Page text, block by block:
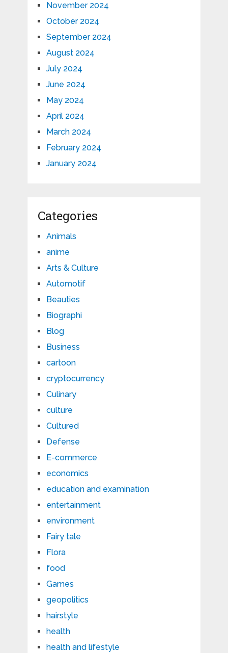
November 2024
October 2024
September 2024
August 2024
July 2024
June 2024
May 2024
April 2024
March 2024
February 2024
January 2024
Categories
Animals
anime
Arts & Culture
Automotif
Beauties
Biographi
Blog
Business
cartoon
cryptocurrency
Culinary
culture
Cultured
Defense
E-commerce
economics
education and examination
entertainment
environment
Fairy tale
Flora
food
Games
geopolitics
hairstyle
health
health and lifestyle